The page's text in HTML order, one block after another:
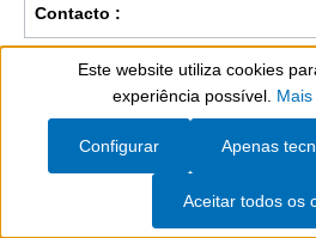
Contacto :
Joan
Show toolbar
Este website utiliza cookies
experiência possível. Mais
Apenas
Configurar
Aceitar todos os